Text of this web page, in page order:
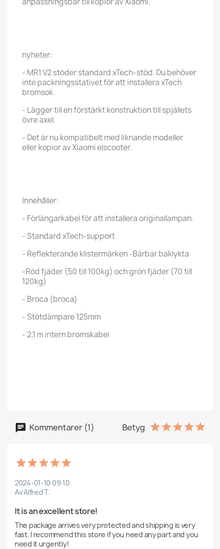
nyheter:
- MR1 V2 stöder standard xTech-stöd. Du behöver
inte packningsstativet för att installera xTech
bromsok.
- Lägger till en förstärkt konstruktion till spjällets
övre axel.
- Det är nu kompatibelt med liknande modeller
eller kopior av Xiaomi elscooter.
Innehåller:
- Förlängarkabel för att installera originallampan.
- Standard xTech-support
- Reflekterande klistermärken -Bärbar baklykta
-Röd fjäder (50 till 100kg) och grön fjäder (70 till
120kg)
- Broca (broca)
- Stötdämpare 125mm
- 2,1 m intern bromskabel
Kommentarer (1) Betyg
2024-01-10 09:10
Av Alfred T.
It is an excellent store!
The package arrives very protected and shipping is very
fast. I recommend this store if you need any part and you
need it urgently!